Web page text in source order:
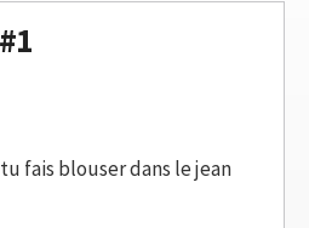
fais blouser dans le jean